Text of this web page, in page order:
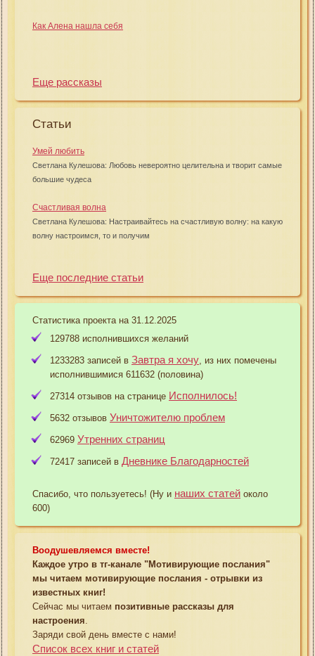
Как Алена нашла себя
Еще рассказы
Статьи
Умей любить
Светлана Кулешова: Любовь невероятно целительна и творит самые
большие чудеса
Счастливая волна
Светлана Кулешова: Настраивайтесь на счастливую волну: на какую
волну настроимся, то и получим
Еще последние статьи
Статистика проекта на 31.12.2025
129788 исполнившихся желаний
1233283 записей в Завтра я хочу , из них помечены
исполнившимися 611632 (половина)
27314 отзывов на странице Исполнилось!
5632 отзывов Уничтожителю проблем
62969 Утренних страниц
72417 записей в Дневнике Благодарностей
Спасибо, что пользуетесь! (Ну и наших статей около
600)
Воодушевляемся вместе!
Каждое утро в тг-канале "Мотивирующие послания"
мы читаем мотивирующие послания - отрывки из
известных книг!
Сейчас мы читаем позитивные рассказы для
настроения
Заряди свой день вместе с нами!
Список всех книг и статей